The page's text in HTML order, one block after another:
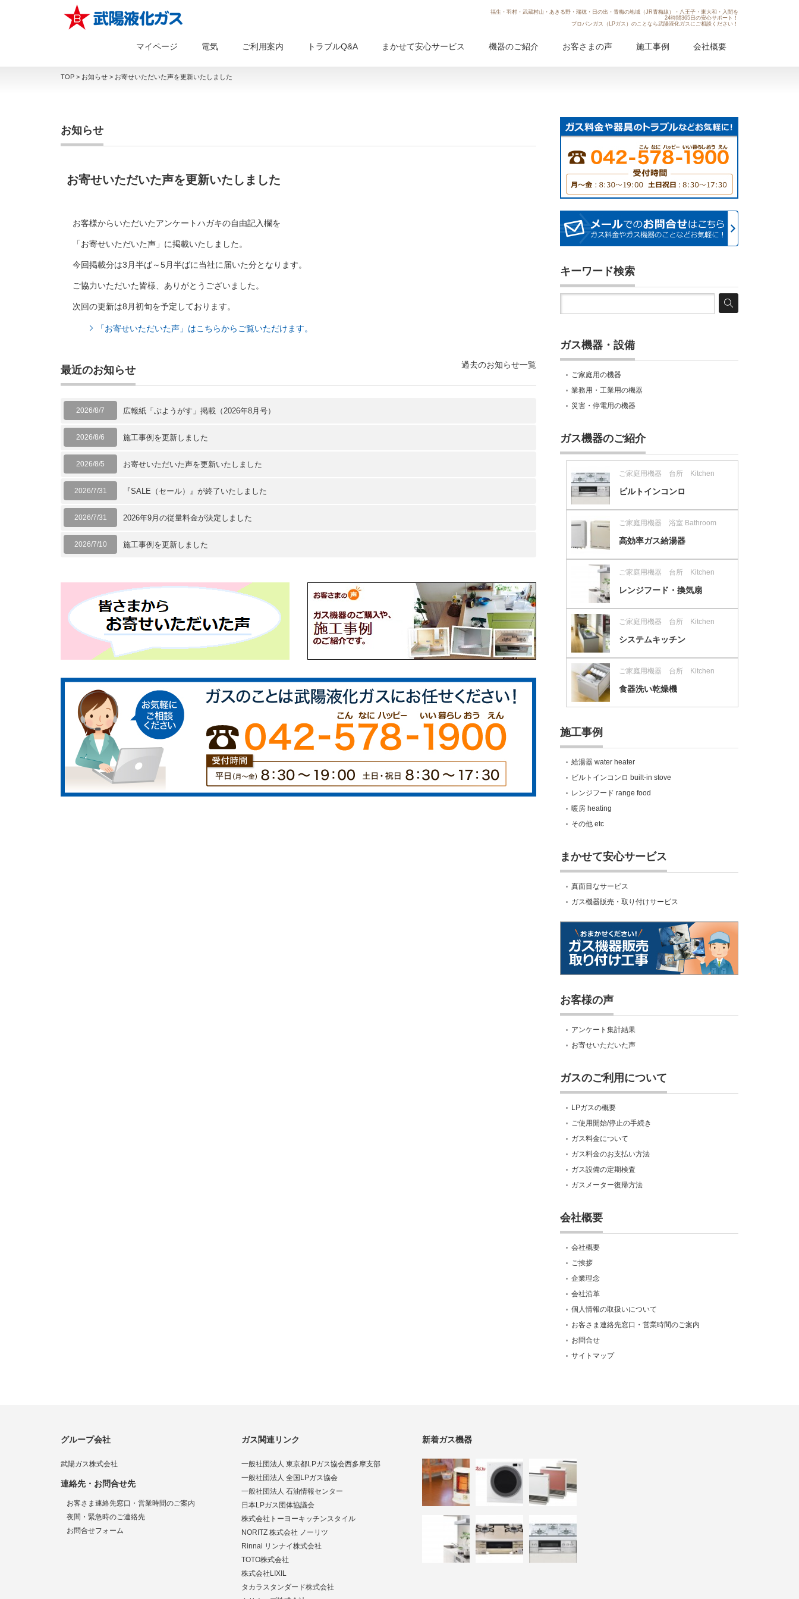
福生・羽村・武蔵村山・あきる野・瑞穂・日の出・青梅の地域（JR青梅線）・八王子・東大和・入間を
24時間365日の安心サポート！
プロパンガス（LPガス）のことなら武陽液化ガスにご相談ください！
マイページ 電気 ご利用案内 トラブルQ&A まかせて安心サービス 機器のご紹介 お客さまの声 施工事例 会社概要
TOP > お知らせ > お寄せいただいた声を更新いたしました
お知らせ
お寄せいただいた声を更新いたしました
お客様からいただいたアンケートハガキの自由記入欄を
「お寄せいただいた声」 に掲載いたしました。
今回掲載分は3月半ば～5月半ばに当社に届いた分となります。
ご協力いただいた皆様、ありがとうございました。
次回の更新は8月初旬を予定しております。
「お寄せいただいた声」はこちらからご覧いただけます。
最近のお知らせ
2026/8/7 広報紙「ぶようがす」掲載（2026年8月号）
2026/8/6 施工事例を更新しました
2026/8/5 お寄せいただいた声を更新いたしました
2026/7/31 『SALE（セール）』が終了いたしました
2026/7/31 2026年9月の従量料金が決定しました
2026/7/10 施工事例を更新しました
過去のお知らせ一覧
キーワード検索
ガス機器・設備
ご家庭用の機器
業務用・工業用の機器
災害・停電用の機器
ガス機器のご紹介
ご家庭用機器 台所 Kitchen
ビルトインコンロ
ご家庭用機器 浴室 Bathroom
高効率ガス給湯器
ご家庭用機器 台所 Kitchen
レンジフード・換気扇
ご家庭用機器 台所 Kitchen
システムキッチン
ご家庭用機器 台所 Kitchen
食器洗い乾燥機
施工事例
給湯器 water heater
ビルトインコンロ built-in stove
レンジフード range food
暖房 heating
その他 etc
まかせて安心サービス
真面目なサービス
ガス機器販売・取り付けサービス
お客様の声
アンケート集計結果
お寄せいただいた声
ガスのご利用について
LPガスの概要
ご使用開始/停止の手続き
ガス料金について
ガス料金のお支払い方法
ガス設備の定期検査
ガスメーター復帰方法
会社概要
会社概要
ご挨拶
企業理念
会社沿革
個人情報の取扱いについて
お客さま連絡先窓口・営業時間のご案内
お問合せ
サイトマップ
グループ会社
武陽ガス株式会社
連絡先・お問合せ先
お客さま連絡先窓口・営業時間のご案内
夜間・緊急時のご連絡先
お問合せフォーム
ガス関連リンク
一般社団法人 東京都LPガス協会西多摩支部
一般社団法人 全国LPガス協会
一般社団法人 石油情報センター
日本LPガス団体協議会
株式会社トーヨーキッチンスタイル
NORITZ 株式会社 ノーリツ
Rinnai リンナイ株式会社
TOTO株式会社
株式会社LIXIL
タカラスタンダード株式会社
新着ガス機器